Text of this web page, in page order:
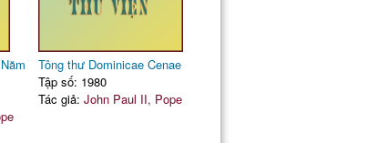
Tông thư Dominicae Cenae
Tập số: 1980
Tác giả: John Paul II, Pope